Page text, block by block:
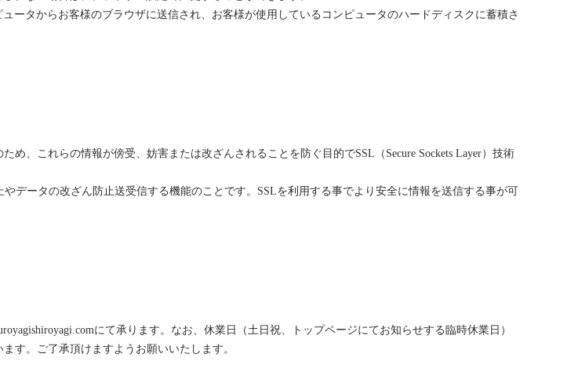
ータからお客様のブラウザに送信され、お客様が使用しているコンピュータのハードディスクに蓄積さ
め、これらの情報が傍受、妨害または改ざんされることを防ぐ目的でSSL（Secure Sockets Layer）技術
データの改ざん防止送受信する機能のことです。SSLを利用する事でより安全に情報を送信する事が可
にて承ります。なお、休業日（土日祝、トップページにてお知らせする臨時休業日）
す。ご了承頂けますようお願いいたします。